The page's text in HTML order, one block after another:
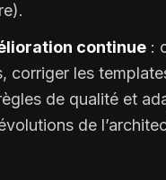
continue :
corriger les
de qualité et
de